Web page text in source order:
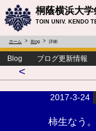
桐蔭横浜大学
TOIN UNIV. KENDO
ホーム Blog 詳細
Blog ブログ更新情報
<
2017-3-24
柿生なう。